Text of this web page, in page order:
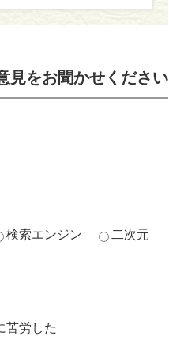
見をお聞かせください
検索エンジン
二次元
苦労した